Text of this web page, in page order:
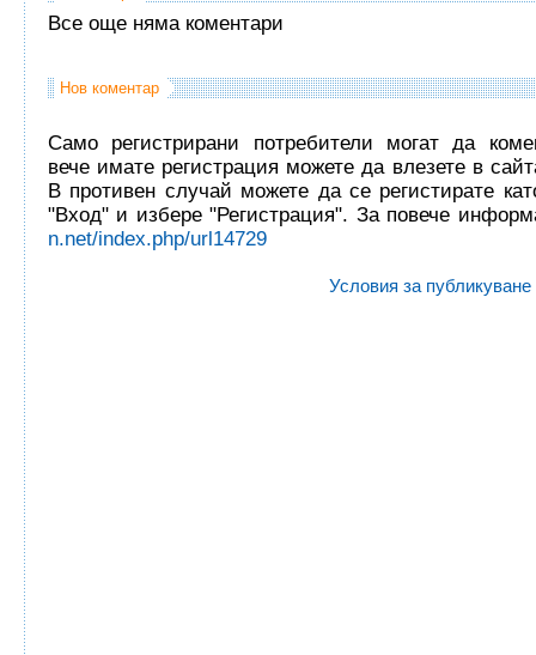
Все още няма коментари
Нов коментар
Само регистрирани потребители могат да
вече имате регистрация можете да влезете в
В противен случай можете да се регистирате
"Вход" и избере "Регистрация". За повече
n.net/index.php/url14729
Условия за